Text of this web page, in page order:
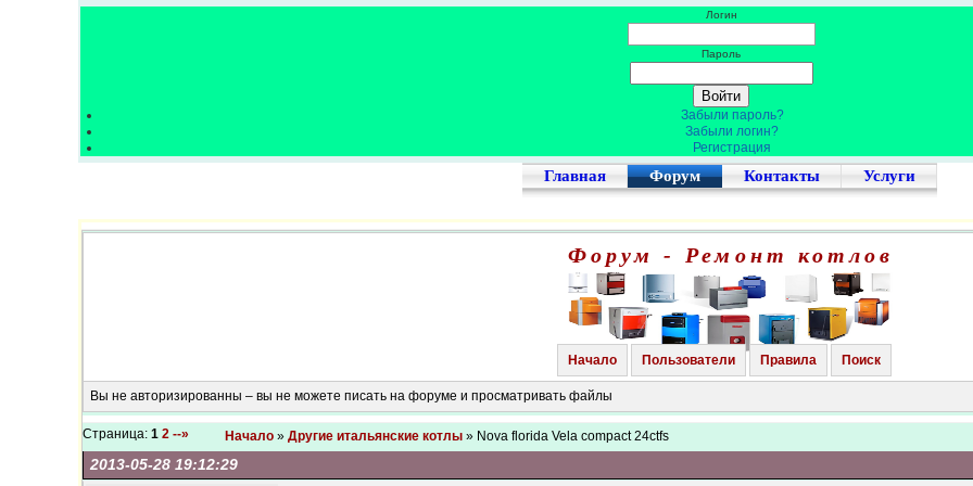
Логин
Пароль
Забыли пароль?
Забыли логин?
Регистрация
Главная Форум Контакты Услуги
Форум - Ремонт котлов
Начало Пользователи Правила Поиск
Вы не авторизированны – вы не можете писать на форуме и просматривать файлы
Страница: 1 2 --» Начало » Другие итальянские котлы » Nova florida Vela compact 24ctfs
2013-05-28 19:12:29